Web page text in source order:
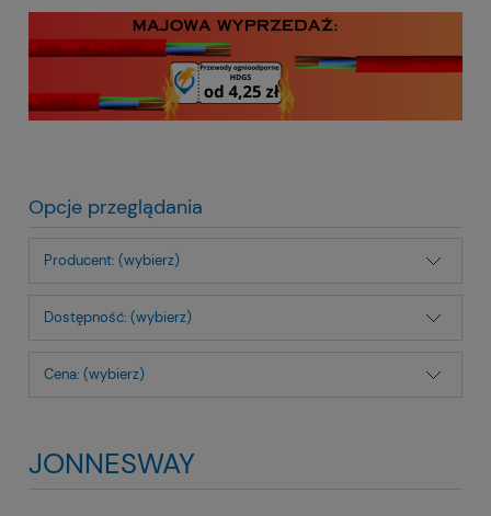
Opcje przeglądania
Producent: (wybierz)
Dostępność: (wybierz)
Cena: (wybierz)
JONNESWAY